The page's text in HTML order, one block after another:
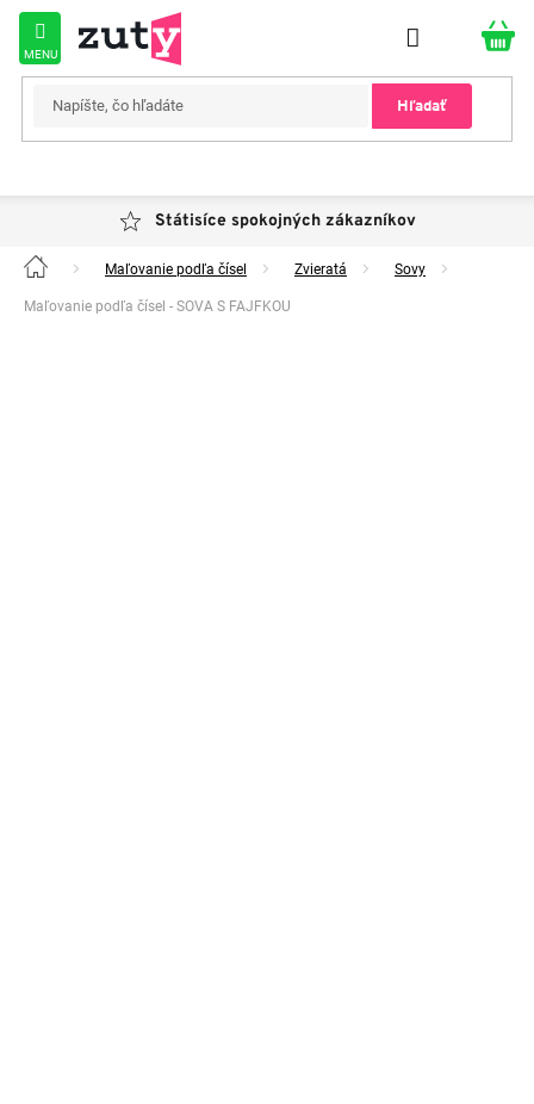
Prejsť
obsah
Hľadať
Státisíce spokojných zákazníkov
Domov Maľovanie podľa čísel Zvieratá Sovy
Maľovanie podľa čísel - SOVA S FAJFKOU